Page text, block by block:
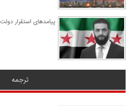
پیامدهای استقرار
ترجمه